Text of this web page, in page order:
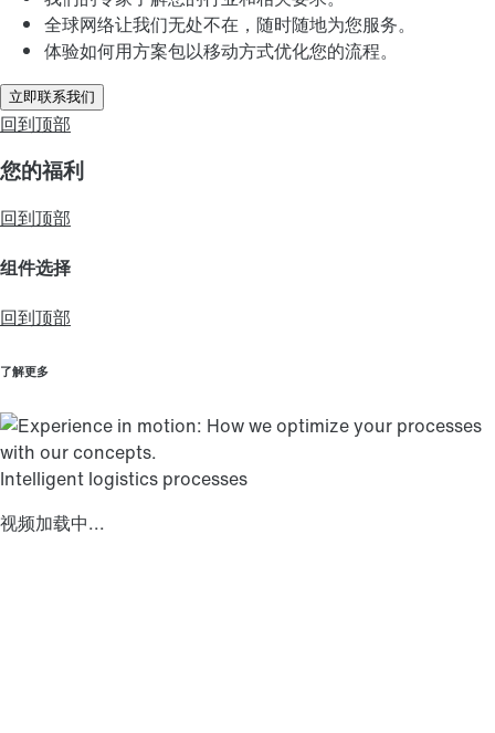
全球网络让我们无处不在，随时随地为您服务。
体验如何用方案包以移动方式优化您的流程。
立即联系我们
回到顶部
您的福利
回到顶部
组件选择
回到顶部
了解更多
Intelligent logistics processes
视频加载中...